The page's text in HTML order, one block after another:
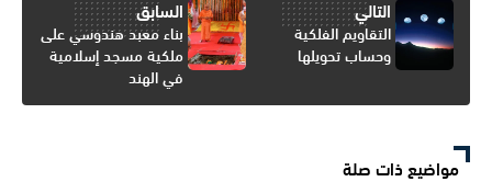
التالي
التقاويم الفلكية
وحساب تحويلها
السابق
بناء معبد هندوسي على
ملكية مسجد إسلامية
في الهند
مواضيع ذات صلة